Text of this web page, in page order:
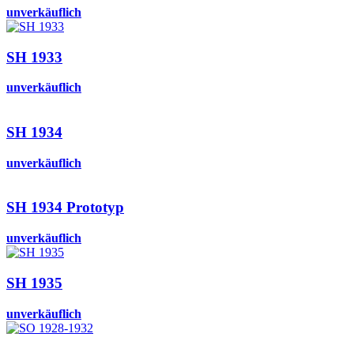
unverkäuflich
SH 1933
unverkäuflich
SH 1934
unverkäuflich
SH 1934 Prototyp
unverkäuflich
SH 1935
unverkäuflich